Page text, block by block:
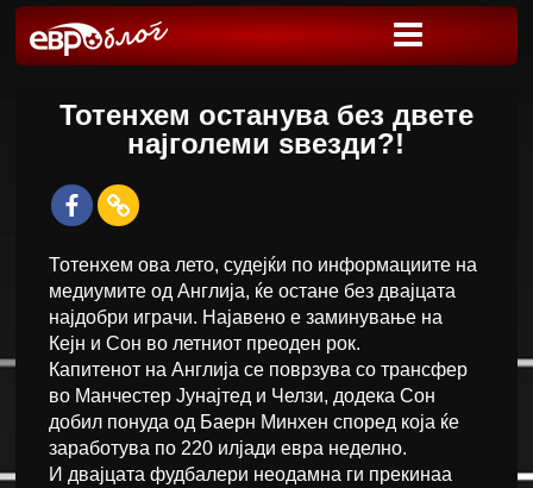
Тотенхем останува без двете
најголеми ѕвезди?!
Тотенхем ова лето, судејќи по информациите на
медиумите од Англија, ќе остане без двајцата
најдобри играчи. Најавено е заминување на
Кејн и Сон во летниот преоден рок.
Капитенот на Англија се поврзува со трансфер
во Манчестер Јунајтед и Челзи, додека Сон
добил понуда од Баерн Минхен според која ќе
заработува по 220 илјади евра неделно.
И двајцата фудбалери неодамна ги прекинаа